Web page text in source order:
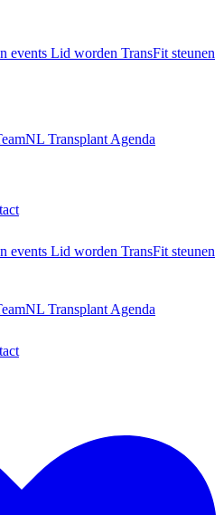
events Lid worden TransFit steunen
Transplant Agenda
events Lid worden TransFit steunen
Transplant Agenda